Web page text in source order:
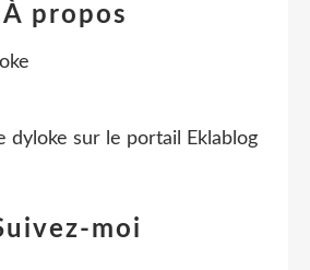
moi
À propos
dyloke sur le portail Eklablog